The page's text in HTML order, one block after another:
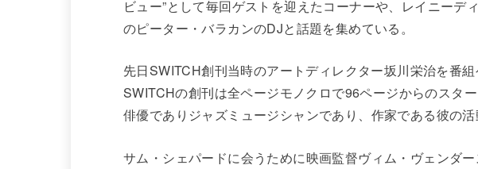
ビュー”として毎回ゲストを迎えたコーナーや、レイニーデ
のピーター・バラカンのDJと話題を集めている。
先日SWITCH創刊当時のアートディレクター坂川栄治を番
SWITCHの創刊は全ページモノクロで96ページからのスタ
俳優でありジャズミュージシャンであり、作家である彼の活
サム・シェパードに会うために映画監督ヴィム・ヴェンダ